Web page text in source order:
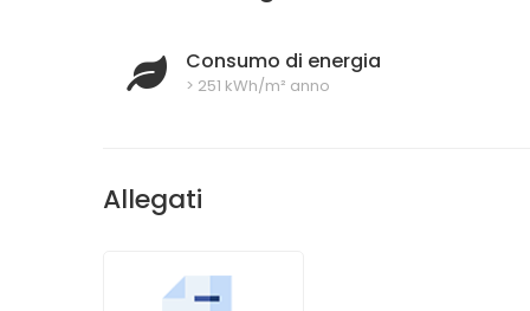
Consumo di energia
> 251 kWh/m² anno
Allegati